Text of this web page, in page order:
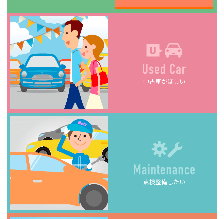
中古車がほしい
点検整備したい